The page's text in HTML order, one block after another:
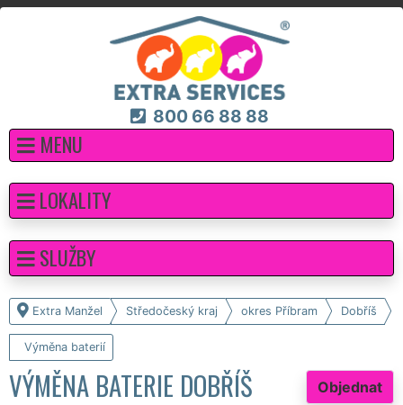
800 66 88 88
MENU
Extra Manžel Středočeský kraj okres Příbram Dobříš
Výměna baterií
Objednat
VÝMĚNA BATERIE DOBŘÍŠ
LOKALITY
SLUŽBY